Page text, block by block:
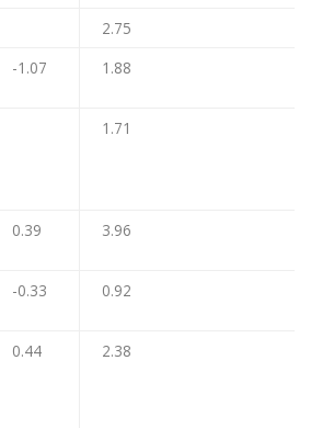
2.75
-1.07 1.88
1.71
0.39 3.96
-0.33 0.92
0.44 2.38